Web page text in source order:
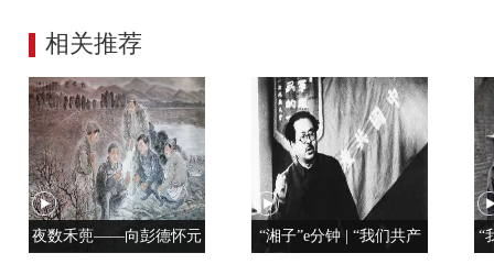
相关推荐
夜数禾蔸——向彭德怀元
“湘子”e分钟 | “我们共产
“